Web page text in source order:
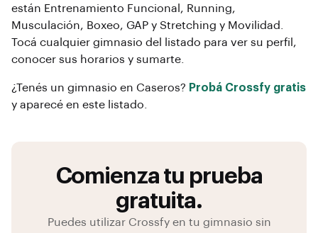
están Entrenamiento Funcional, Running,
Musculación, Boxeo, GAP y Stretching y Movilidad
Tocá cualquier gimnasio del listado para ver su perfil,
conocer sus horarios y sumarte.
¿Tenés un gimnasio en Caseros? Probá Crossfy gratis
y aparecé en este listado.
Comienza tu prueba
gratuita.
Puedes utilizar Crossfy en tu gimnasio sin